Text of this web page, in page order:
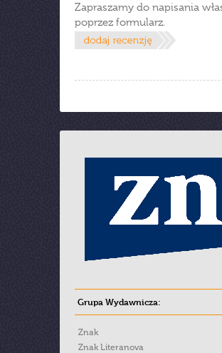
Zapraszamy do napisania
poprzez formularz.
Grupa Wydawnicza:
Znak
Znak Literanova